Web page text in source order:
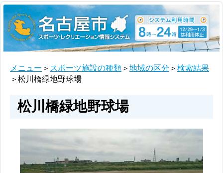
メニュー ＞ スポーツ施設の種類 ＞ 地域の区分 ＞ 検索結果
＞松川橋緑地野球場
松川橋緑地野球場